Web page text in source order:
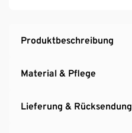
Produktbeschreibung
Material & Pflege
Lieferung & Rücksendung